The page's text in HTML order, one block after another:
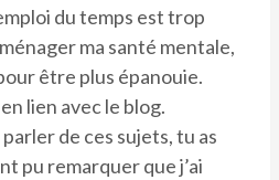
du temps est trop
ma santé mentale,
être plus épanouie.
lien avec le blog.
de ces sujets, tu as
pu remarquer que j’ai